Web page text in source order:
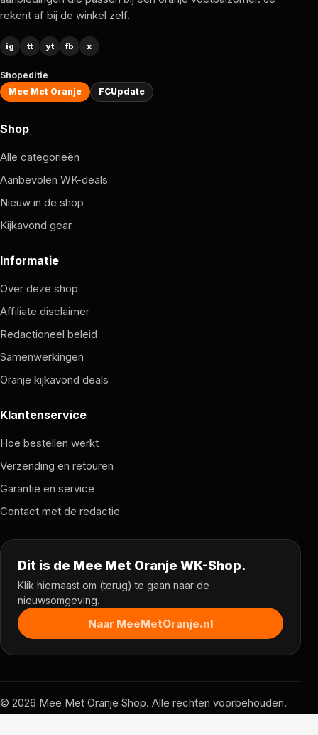
rekent af bij de winkel zelf.
ig tt yt fb x
Shopeditie
Mee Met Oranje
FCUpdate
Shop
Alle categorieën
Aanbevolen WK-deals
Nieuw in de shop
Kijkavond gear
Informatie
Over deze shop
Affiliate disclaimer
Redactioneel beleid
Samenwerkingen
Oranje kijkavond deals
Klantenservice
Hoe bestellen werkt
Verzending en retouren
Garantie en service
Contact met de redactie
Dit is de Mee Met Oranje WK-Shop.
Klik hiernaast om (terug) te gaan naar de
nieuwsomgeving.
Naar MeeMetOranje.nl
© 2026 Mee Met Oranje Shop. Alle rechten voorbehouden.